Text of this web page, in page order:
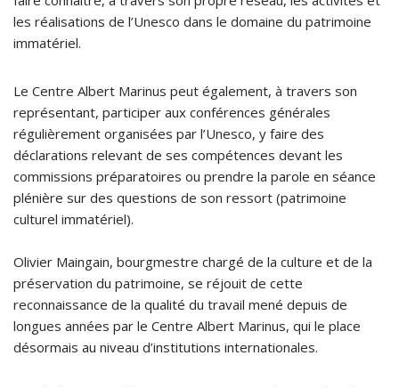
les réalisations de l’Unesco dans le domaine du patrimoine
immatériel.
Le Centre Albert Marinus peut également, à travers son
représentant, participer aux conférences générales
régulièrement organisées par l’Unesco, y faire des
déclarations relevant de ses compétences devant les
commissions préparatoires ou prendre la parole en séance
plénière sur des questions de son ressort (patrimoine
culturel immatériel).
Olivier Maingain, bourgmestre chargé de la culture et de la
préservation du patrimoine, se réjouit de cette
reconnaissance de la qualité du travail mené depuis de
longues années par le Centre Albert Marinus, qui le place
désormais au niveau d’institutions internationales.